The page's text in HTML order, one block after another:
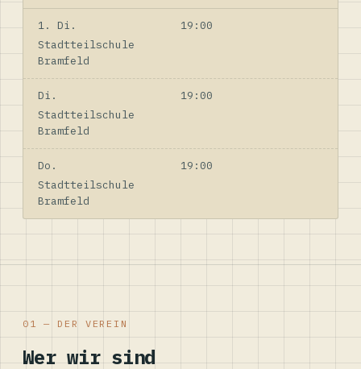
1. Di.
19:00
Stadtteilschule
Bramfeld
Di.
19:00
Stadtteilschule
Bramfeld
Do.
19:00
Stadtteilschule
Bramfeld
01 — DER VEREIN
Wer wir sind